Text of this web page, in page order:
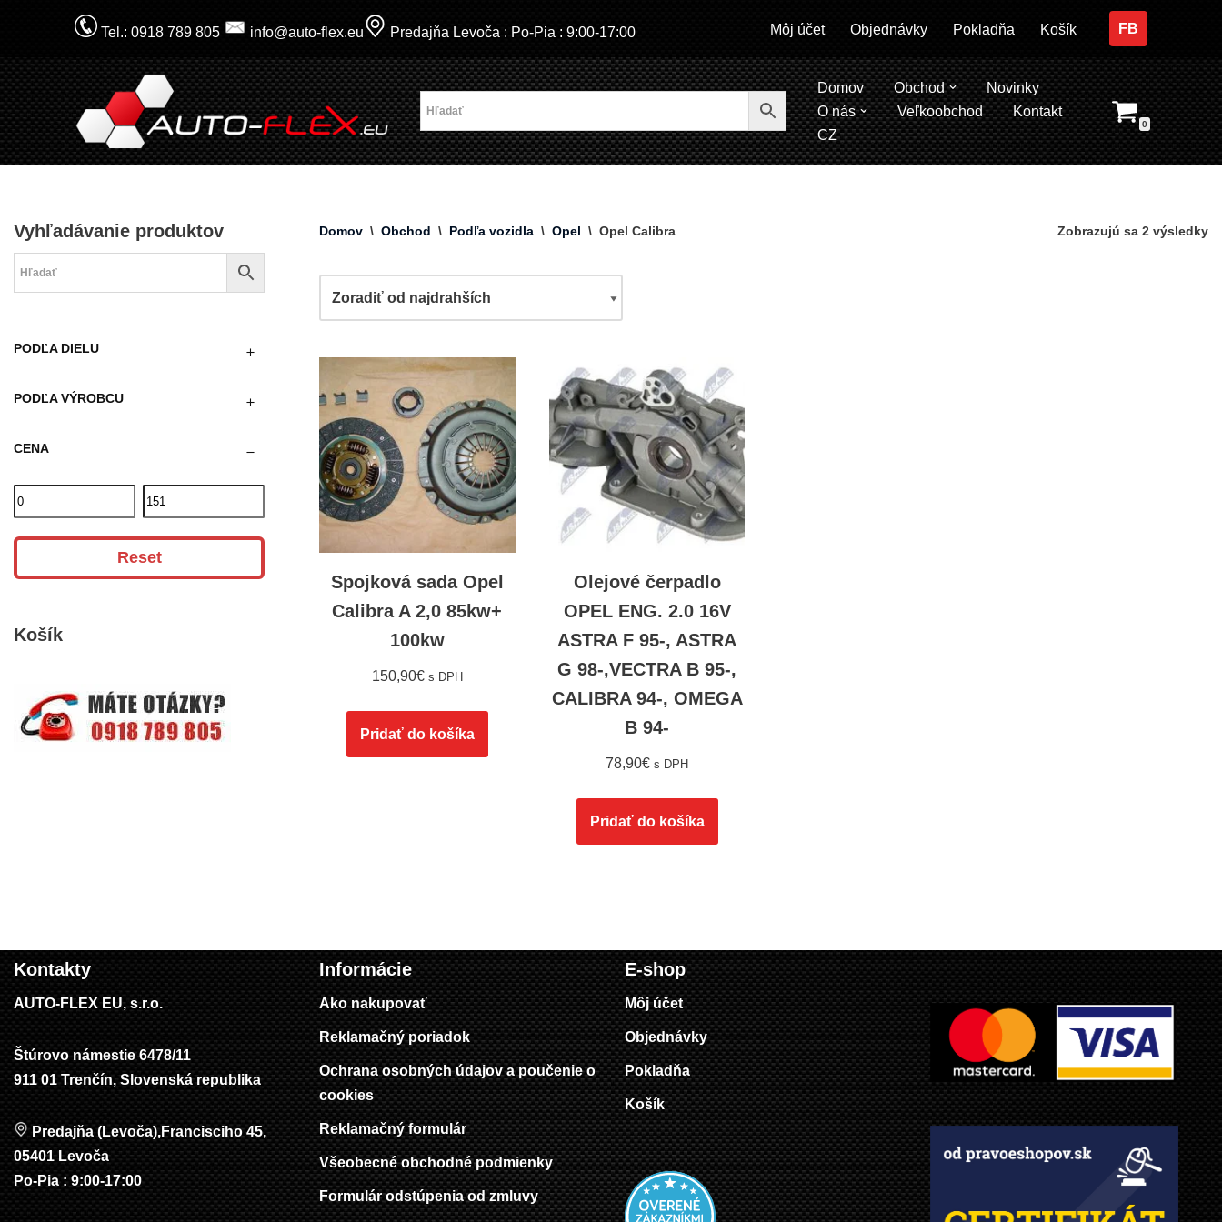
na
obsah
Tel.: 0918 789 805 info@auto-flex.eu Predajňa Levoča : Po-Pia : 9:00-17:00 Môj účet Objednávky Pokladňa Košík FB
Domov Obchod
Novinky
O nás
Veľkoobchod
Kontakt
CZ
0
Vyhľadávanie produktov
PODĽA DIELU
PODĽA VÝROBCU
CENA
Reset
Košík
Domov \ Obchod \ Podľa vozidla \ Opel \ Opel Calibra Zobrazujú sa 2 výsledky
Spojková sada Opel
Calibra A 2,0 85kw+
100kw
150,90€ s DPH
Pridať do košíka
Olejové čerpadlo
OPEL ENG. 2.0 16V
ASTRA F 95-, ASTRA
G 98-,VECTRA B 95-,
CALIBRA 94-, OMEGA
B 94-
78,90€ s DPH
Pridať do košíka
Kontakty
AUTO-FLEX EU, s.r.o.
Štúrovo námestie 6478/11
911 01 Trenčín, Slovenská republika
Predajňa (Levoča),Francisciho 45,
05401 Levoča
Po-Pia : 9:00-17:00
Informácie
Ako nakupovať
Reklamačný poriadok
Ochrana osobných údajov a poučenie o
cookies
Reklamačný formulár
Všeobecné obchodné podmienky
Formulár odstúpenia od zmluvy
E-shop
Môj účet
Objednávky
Pokladňa
Košík